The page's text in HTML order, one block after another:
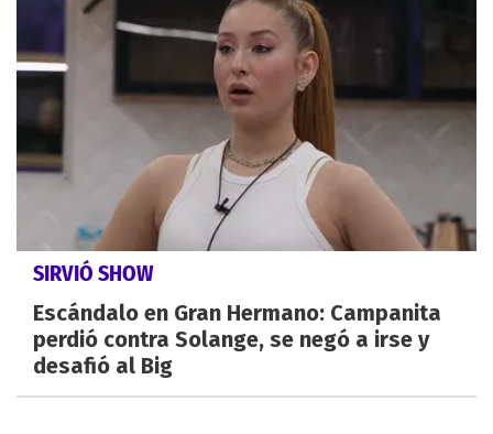
SIRVIÓ SHOW
Escándalo en Gran Hermano: Campanita
perdió contra Solange, se negó a irse y
desafió al Big